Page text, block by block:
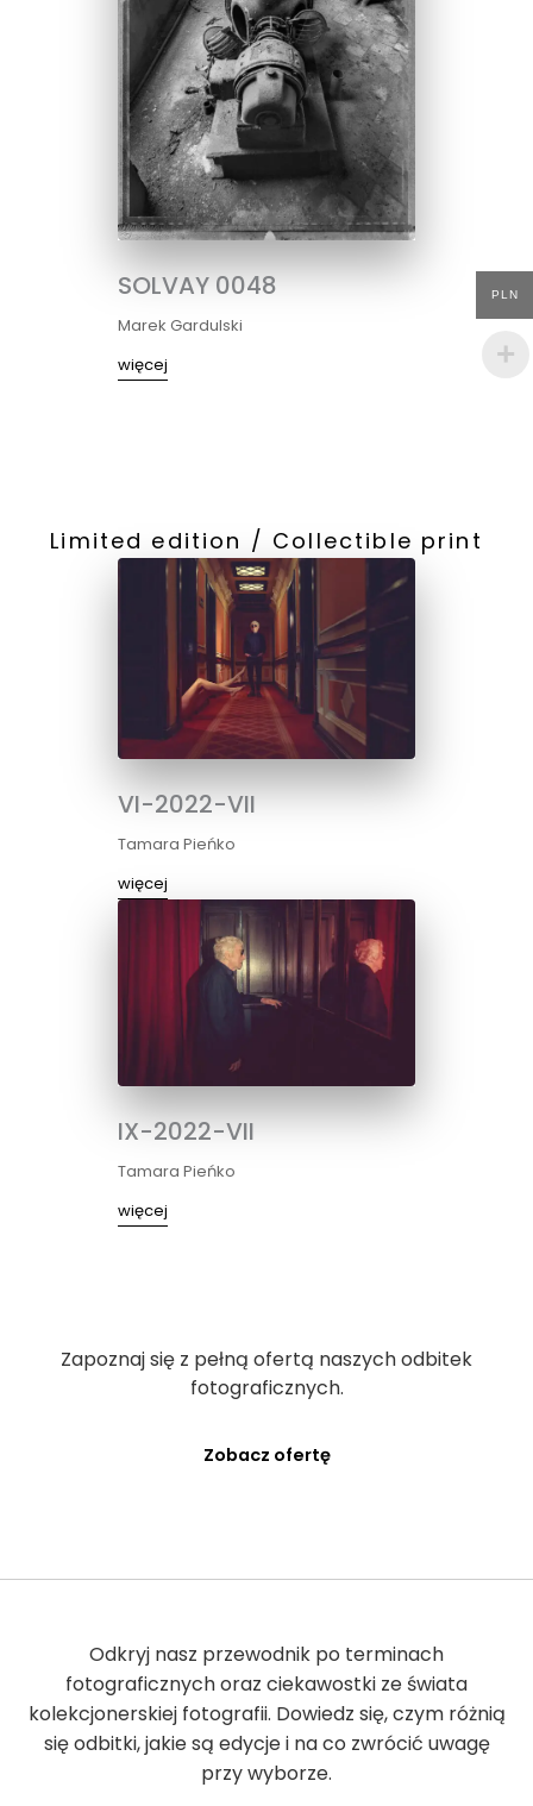
SOLVAY 0048
Marek Gardulski
więcej
Limited edition / Collectible print
VI-2022-VII
Tamara Pieńko
więcej
IX-2022-VII
Tamara Pieńko
więcej
Zapoznaj się z pełną ofertą naszych odbitek
fotograficznych.
Zobacz ofertę
Odkryj nasz przewodnik po terminach
fotograficznych oraz ciekawostki ze świata
kolekcjonerskiej fotografii. Dowiedz się, czym różnią
się odbitki, jakie są edycje i na co zwrócić uwagę
przy wyborze.
PLN